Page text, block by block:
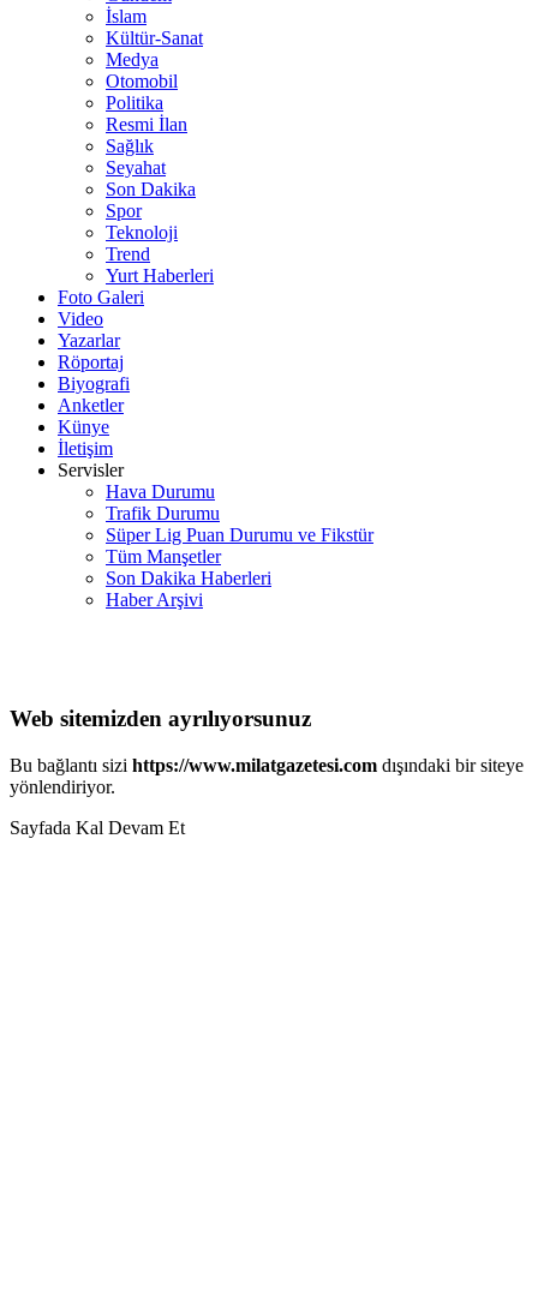
İslam
Kültür-Sanat
Medya
Otomobil
Politika
Resmi İlan
Sağlık
Seyahat
Son Dakika
Spor
Teknoloji
Trend
Yurt Haberleri
Foto Galeri
Video
Yazarlar
Röportaj
Biyografi
Anketler
Künye
İletişim
Servisler
Hava Durumu
Trafik Durumu
Süper Lig Puan Durumu ve Fikstür
Tüm Manşetler
Son Dakika Haberleri
Haber Arşivi
Web sitemizden ayrılıyorsunuz
Bu bağlantı sizi https://www.milatgazetesi.com dışındaki bir siteye
yönlendiriyor.
Sayfada Kal Devam Et